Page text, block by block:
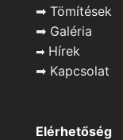
➡ Tömítések
➡ Galéria
➡ Hírek
➡ Kapcsolat
Elérhetőség